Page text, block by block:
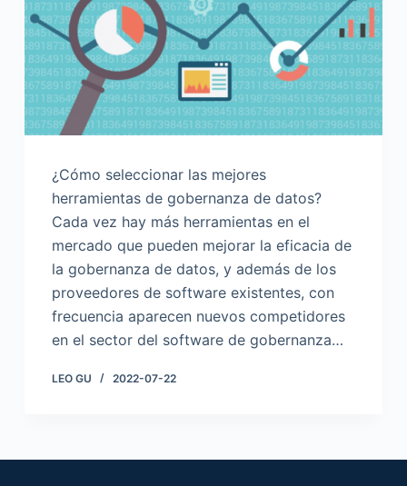
¿Cómo seleccionar las mejores
herramientas de gobernanza de datos?
Cada vez hay más herramientas en el
mercado que pueden mejorar la eficacia de
la gobernanza de datos, y además de los
proveedores de software existentes, con
frecuencia aparecen nuevos competidores
en el sector del software de gobernanza…
LEO GU 2022-07-22